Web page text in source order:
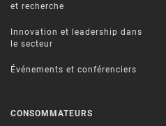
et recherche
Innovation et leadership dans
le secteur
Événements et conférenciers
CONSOMMATEURS